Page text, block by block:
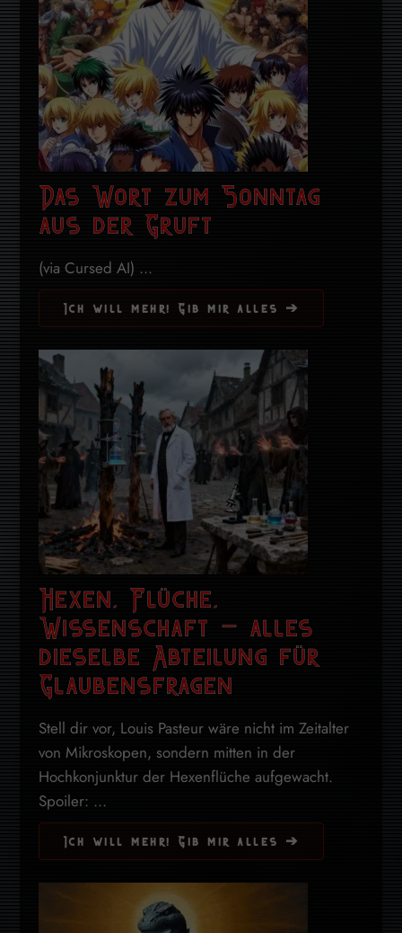
Das Wort zum Sonntag
aus der Gruft
(via Cursed AI) ...
Ich will mehr! Gib mir alles ➔
Hexen, Flüche,
Wissenschaft – alles
dieselbe Abteilung für
Glaubensfragen
Stell dir vor, Louis Pasteur wäre nicht im Zeitalter
von Mikroskopen, sondern mitten in der
Hochkonjunktur der Hexenflüche aufgewacht.
Spoiler: ...
Ich will mehr! Gib mir alles ➔